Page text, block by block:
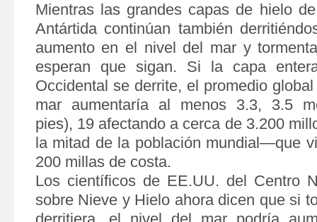
Mientras las grandes capas de hielo
Antártida continúan también
aumento en el nivel del mar y
esperan que sigan. Si la capa
Occidental se derrite, el promedio
mar aumentaría al menos 3.3, 3.5
pies), 19 afectando a cerca de 3.200
la mitad de la población mundial—que
200 millas de costa.
Los científicos de EE.UU. del Centro
sobre Nieve y Hielo ahora dicen que si